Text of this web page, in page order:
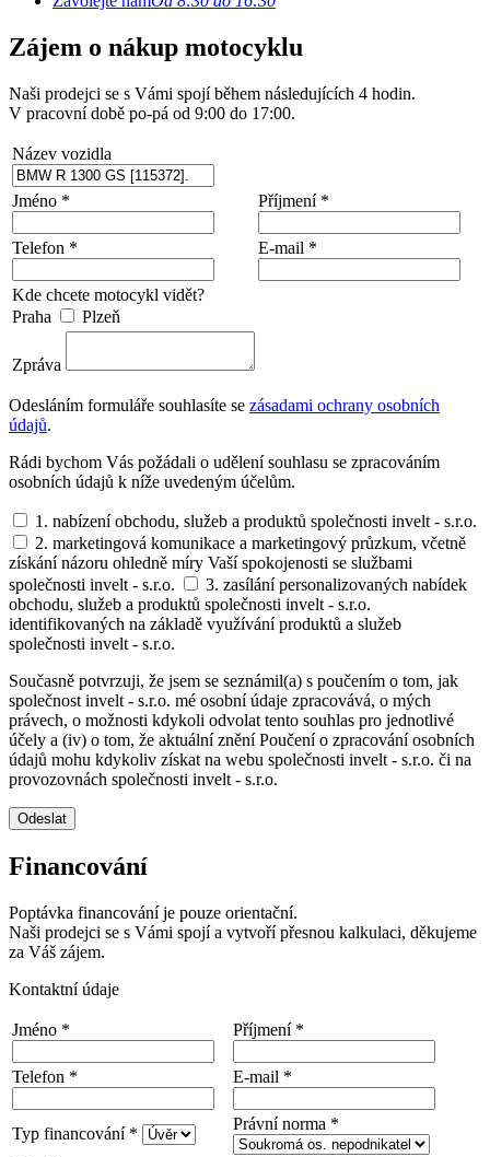
Zájem o nákup motocyklu
Naši prodejci se s Vámi spojí během následujících 4 hodin.
V pracovní době po-pá od 9:00 do 17:00.
Název vozidla
Jméno * Příjmení *
Telefon * E-mail *
Kde chcete motocykl vidět?
Praha
Plzeň
Zpráva
Odesláním formuláře souhlasíte se zásadami ochrany osobních
údajů.
Rádi bychom Vás požádali o udělení souhlasu se zpracováním
osobních údajů k níže uvedeným účelům.
1. nabízení obchodu, služeb a produktů společnosti invelt - s.r.o.
2. marketingová komunikace a marketingový průzkum, včetně
získání názoru ohledně míry Vaší spokojenosti se službami
společnosti invelt - s.r.o.
3. zasílání personalizovaných nabídek
obchodu, služeb a produktů společnosti invelt - s.r.o.
identifikovaných na základě využívání produktů a služeb
společnosti invelt - s.r.o.
Současně potvrzuji, že jsem se seznámil(a) s poučením o tom, jak
společnost invelt - s.r.o. mé osobní údaje zpracovává, o mých
právech, o možnosti kdykoli odvolat tento souhlas pro jednotlivé
účely a (iv) o tom, že aktuální znění Poučení o zpracování osobních
údajů mohu kdykoliv získat na webu společnosti invelt - s.r.o. či na
provozovnách společnosti invelt - s.r.o.
Odeslat
Financování
Poptávka financování je pouze orientační.
Naši prodejci se s Vámi spojí a vytvoří přesnou kalkulaci, děkujeme
za Váš zájem.
Kontaktní údaje
Jméno * Příjmení *
Telefon * E-mail *
Typ financování *
Právní norma *